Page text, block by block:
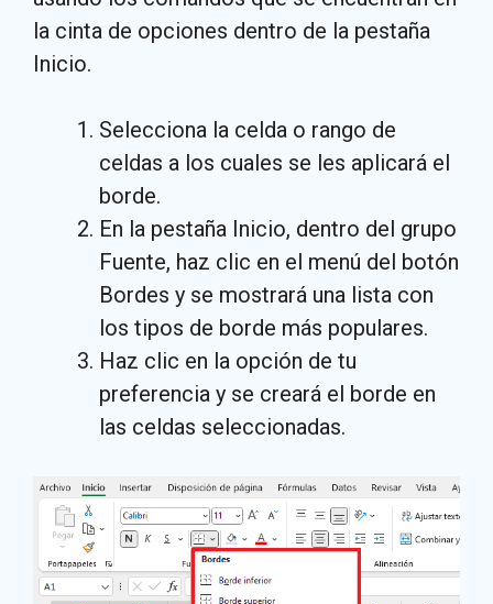
la cinta de opciones dentro de la pestaña
Inicio.
Selecciona la celda o rango de
celdas a los cuales se les aplicará el
borde.
En la pestaña Inicio, dentro del grupo
Fuente, haz clic en el menú del botón
Bordes y se mostrará una lista con
los tipos de borde más populares.
Haz clic en la opción de tu
preferencia y se creará el borde en
las celdas seleccionadas.